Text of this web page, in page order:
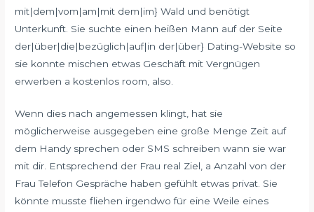
mit|dem|vom|am|mit dem|im} Wald und benötigt
Unterkunft. Sie suchte einen heißen Mann auf der Seite
der|über|die|bezüglich|auf|in der|über} Dating-Website so
sie konnte mischen etwas Geschäft mit Vergnügen
erwerben a kostenlos room, also.
Wenn dies nach angemessen klingt, hat sie
möglicherweise ausgegeben eine große Menge Zeit auf
dem Handy sprechen oder SMS schreiben wann sie war
mit dir. Entsprechend der Frau real Ziel, a Anzahl von der
Frau Telefon Gespräche haben gefühlt etwas privat. Sie
könnte musste fliehen irgendwo für eine Weile eines